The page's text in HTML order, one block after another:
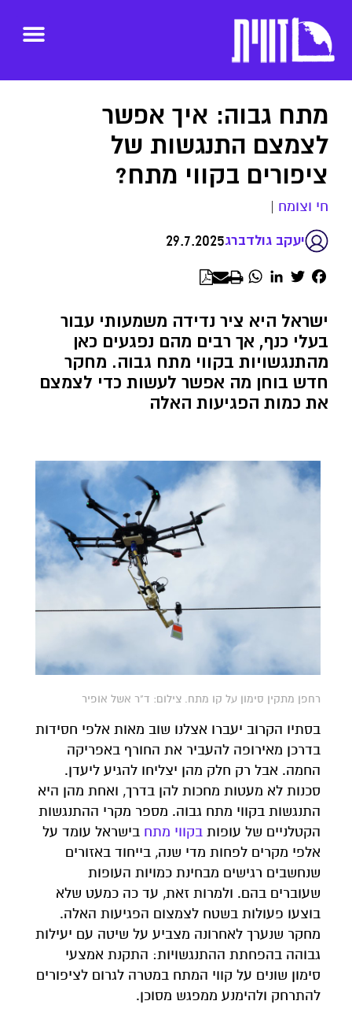
מתח גבוה: איך אפשר
לצמצם התנגשות של
ציפורים בקווי מתח?
חי וצומח |
יעקב גולדברג29.7.2025
Facebook
Twitter
LinkedIn
WhatsApp
ישראל היא ציר נדידה משמעותי עבור
בעלי כנף, אך רבים מהם נפגעים כאן
מהתנגשויות בקווי מתח גבוה. מחקר
חדש בוחן מה אפשר לעשות כדי לצמצם
את כמות הפגיעות האלה
רחפן מתקין סימון על קו מתח. צילום: ד"ר אשל אופיר
בסתיו הקרוב יעברו אצלנו שוב מאות אלפי חסידות
בדרכן מאירופה להעביר את החורף באפריקה
החמה. אבל רק חלק מהן יצליחו להגיע ליעדן.
סכנות לא מעטות מחכות להן בדרך, ואחת מהן היא
התנגשות בקווי מתח גבוה. מספר מקרי ההתנגשות
הקטלניים של עופות בקווי מתח בישראל עומד על
אלפי מקרים לפחות מדי שנה, בייחוד באזורים
שנחשבים רגישים מבחינת כמויות העופות
שעוברים בהם. ולמרות זאת, עד כה כמעט שלא
בוצעו פעולות בשטח לצמצום הפגיעות האלה.
מחקר שנערך לאחרונה מצביע על שיטה עם יעילות
גבוהה בהפחתת ההתנגשויות: התקנת אמצעי
סימון שונים על קווי המתח במטרה לגרום לציפורים
להתרחק ולהימנע ממפגש מסוכן.